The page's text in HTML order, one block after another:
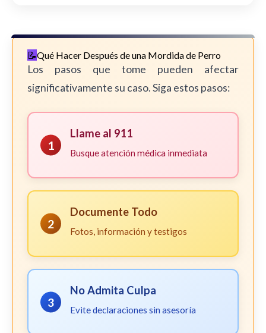
Qué Hacer Después de una Mordida de Perro
Los pasos que tome pueden afectar
significativamente su caso. Siga estos pasos:
1
Llame al 911
Busque atención médica inmediata
2
Documente Todo
Fotos, información y testigos
3
No Admita Culpa
Evite declaraciones sin asesoría